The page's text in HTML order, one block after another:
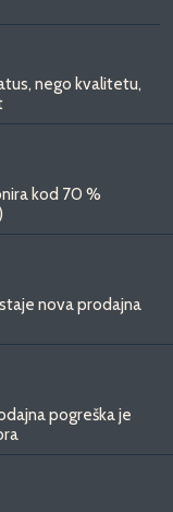
nego kvalitetu,
kod 70 %
nova prodajna
pogreška je